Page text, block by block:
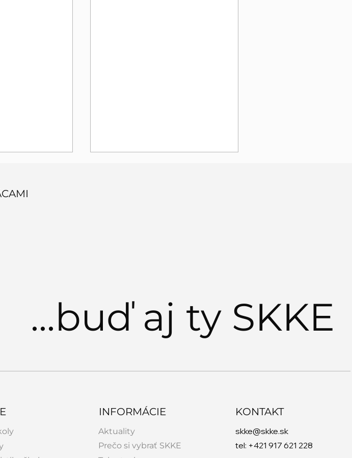
...buď aj ty SKKE
INFORMÁCIE
Aktuality
Prečo si vybrať SKKE
KONTAKT
skke@skke.sk
tel: +421 917 621 228